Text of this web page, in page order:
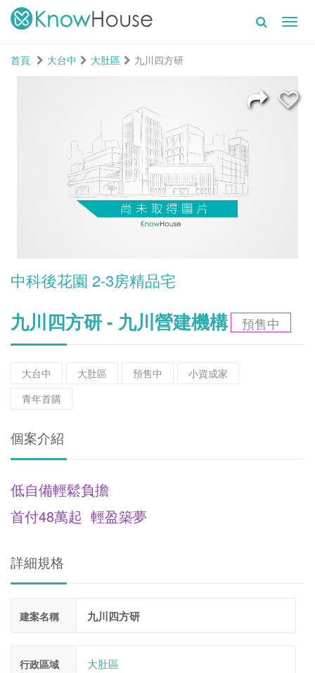
首頁
大台中 大肚區 九川四方研
中科後花園 2-3房精品宅
九川四方研 - 九川營建機構 預售中
大台中 大肚區 預售中
小資成家
青年首購
個案介紹
低自備輕鬆負擔
首付48萬起 輕盈築夢
詳細規格
建案名稱 九川四方研
行政區域 大肚區